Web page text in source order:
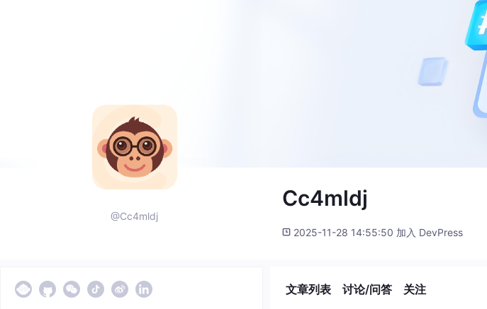
@Cc4mldj
Cc4mldj
2025-11-28 14:55:50 加入 DevPress
文章列表 讨论/问答 关注